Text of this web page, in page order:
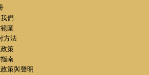
們
圍
方法
策
南
策與聲明